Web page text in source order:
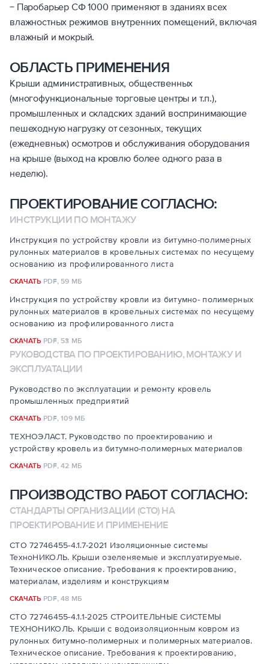
− Паробарьер СФ 1000 применяют в зданиях всех
влажностных режимов внутренних помещений, включая
влажный и мокрый.
ОБЛАСТЬ ПРИМЕНЕНИЯ
Крыши административных, общественных
(многофункциональные торговые центры и т.п.),
промышленных и складских зданий воспринимающие
пешеходную нагрузку от сезонных, текущих
(ежедневных) осмотров и обслуживания оборудования
на крыше (выход на кровлю более одного раза в
неделю).
ПРОЕКТИРОВАНИЕ СОГЛАСНО:
ИНСТРУКЦИИ ПО МОНТАЖУ
Инструкция по устройству кровли из битумно-полимерных
рулонных материалов в кровельных системах по несущему
основанию из профилированного листа
СКАЧАТЬ PDF, 59 МБ
Инструкция по устройству кровли из битумно- полимерных
рулонных материалов в кровельных системах по несущему
основанию из профилированного листа
СКАЧАТЬ PDF, 53 МБ
РУКОВОДСТВА ПО ПРОЕКТИРОВАНИЮ, МОНТАЖУ И
ЭКСПЛУАТАЦИИ
Руководство по эксплуатации и ремонту кровель
промышленных предприятий
СКАЧАТЬ PDF,109 МБ
ТЕХНОЭЛАСТ. Руководство по проектированию и
устройству кровель из битумно-полимерных материалов
СКАЧАТЬ PDF,42 МБ
ПРОИЗВОДСТВО РАБОТ СОГЛАСНО:
СТАНДАРТЫ ОРГАНИЗАЦИИ (СТО) НА
ПРОЕКТИРОВАНИЕ И ПРИМЕНЕНИЕ
СТО 72746455-4.1.7-2021 Изоляционные системы
ТехноНИКОЛЬ. Крыши озеленяемые и эксплуатируемые.
Техническое описание. Требования к проектированию,
материалам, изделиям и конструкциям
СКАЧАТЬ PDF,48 МБ
СТО 72746455-4.1.1-2025 СТРОИТЕЛЬНЫЕ СИСТЕМЫ
ТЕХНОНИКОЛЬ. Крыши с водоизоляционным ковром из
рулонных битумно-полимерных и полимерных материалов.
Техническое описание. Требования к проектированию,